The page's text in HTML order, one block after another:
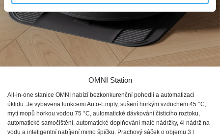
OMNI Station
All-in-one stanice OMNI nabízí bezkonkurenční pohodlí a automatizaci
úklidu. Je vybavena funkcemi Auto-Empty, sušení horkým vzduchem 45 °C,
mytí mopů horkou vodou 75 °C, automatické dávkování čisticího roztoku,
automatické samočištění, automatické doplňování malé nádržky, 4l nádrž na
vodu a inteligentní nabíjení mimo špičku. Prachový sáček o objemu 3 l